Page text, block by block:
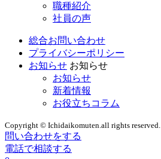
職種紹介
社員の声
総合お問い合わせ
プライバシーポリシー
お知らせ お知らせ
お知らせ
新着情報
お役立ちコラム
Copyright © Ichidaikomuten.all rights reserved.
問い合わせをする
電話で相談する